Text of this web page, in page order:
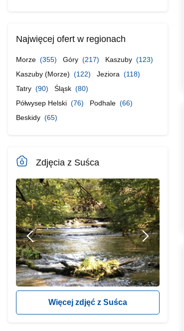
Najwięcej ofert w regionach
Morze (355) Góry (217) Kaszuby (123)
Kaszuby (Morze) (122) Jeziora (118)
Tatry (90) Śląsk (80)
Półwysep Helski (76) Podhale (66)
Beskidy (65)
Zdjęcia z Suśca
Więcej zdjęć z Suśca